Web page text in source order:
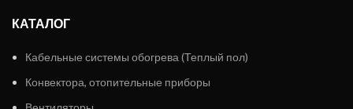
КАТАЛОГ
Кабельные системы обогрева (Теплый пол)
Конвектора, отопительные приборы